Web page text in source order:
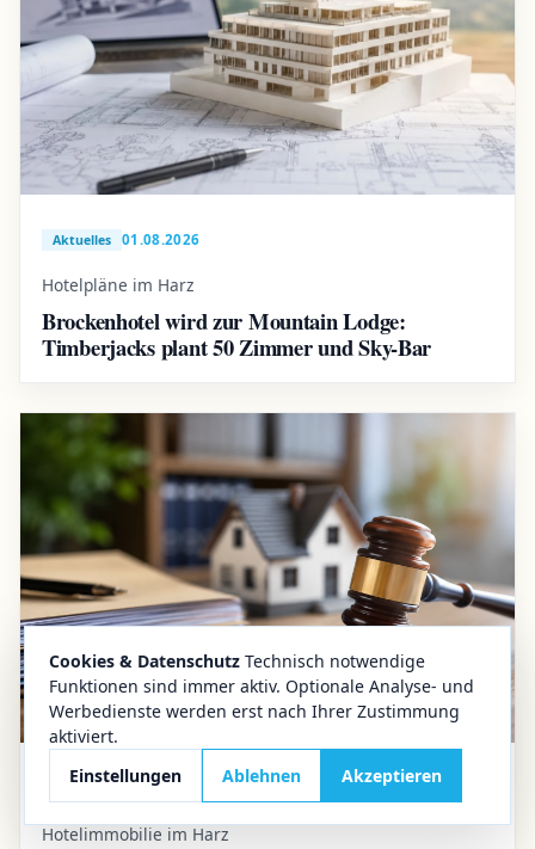
Cookies & Datenschutz Technisch notwendige
Funktionen sind immer aktiv. Optionale Analyse- und
Werbedienste werden erst nach Ihrer Zustimmung
aktiviert.
Einstellungen
Ablehnen Akzeptieren
Aktuelles 01.08.2026
Hotelpläne im Harz
Brockenhotel wird zur Mountain Lodge:
Timberjacks plant 50 Zimmer und Sky-Bar
31.07.2026
Hotelimmobilie im Harz